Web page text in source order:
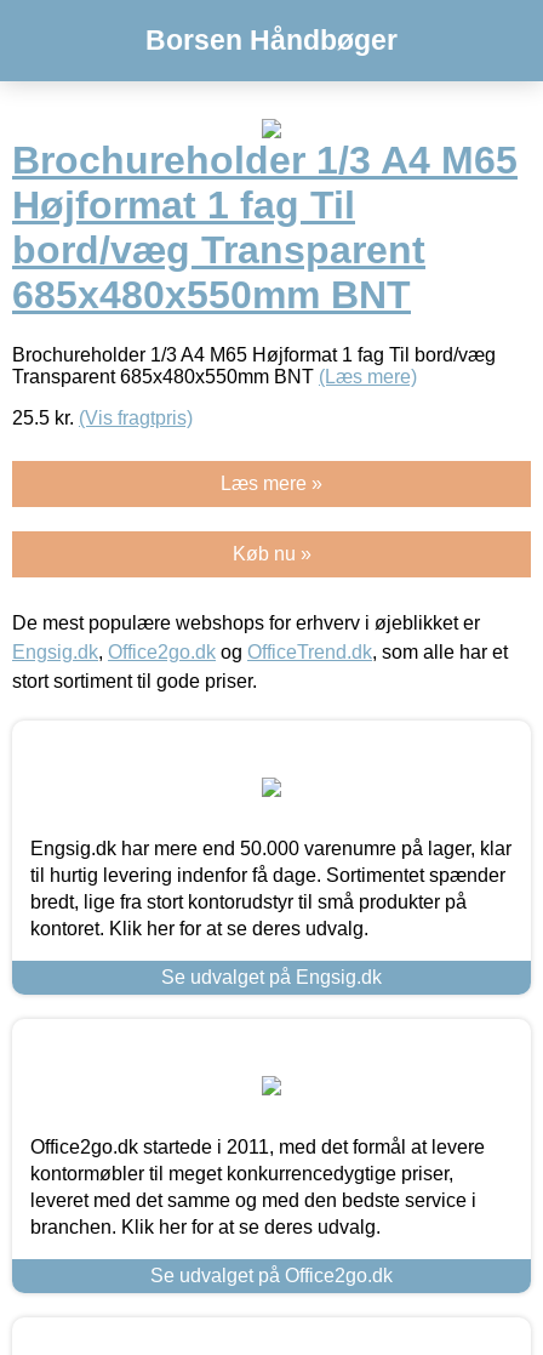
Borsen Håndbøger
Brochureholder 1/3 A4 M65
Højformat 1 fag Til
bord/væg Transparent
685x480x550mm BNT
Brochureholder 1/3 A4 M65 Højformat 1 fag Til bord/væg
Transparent 685x480x550mm BNT (Læs mere)
25.5 kr. (Vis fragtpris)
Læs mere »
Køb nu »
De mest populære webshops for erhverv i øjeblikket er
Engsig.dk, Office2go.dk og OfficeTrend.dk, som alle har et
stort sortiment til gode priser.
Engsig.dk har mere end 50.000 varenumre på lager, klar
til hurtig levering indenfor få dage. Sortimentet spænder
bredt, lige fra stort kontorudstyr til små produkter på
kontoret. Klik her for at se deres udvalg.
Se udvalget på Engsig.dk
Office2go.dk startede i 2011, med det formål at levere
kontormøbler til meget konkurrencedygtige priser,
leveret med det samme og med den bedste service i
branchen. Klik her for at se deres udvalg.
Se udvalget på Office2go.dk